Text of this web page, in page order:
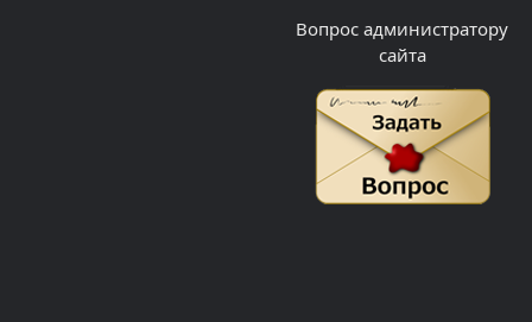
Вопрос администратору
сайта